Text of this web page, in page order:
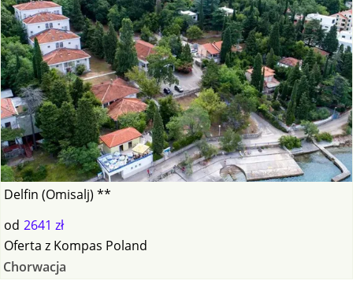
Delfin (Omisalj) **
od 2641 zł
Oferta z Kompas Poland
Chorwacja